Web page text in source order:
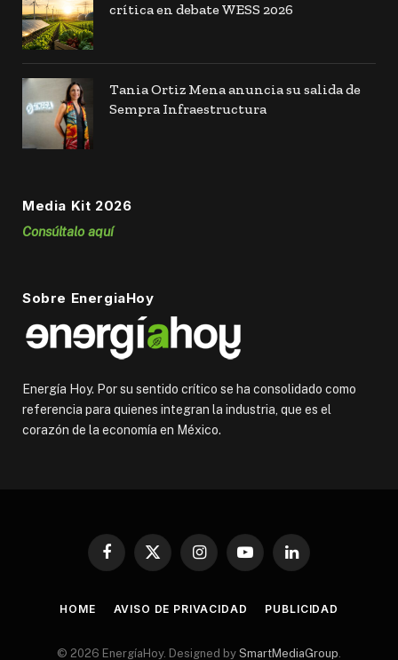
crítica en debate WESS 2026
Tania Ortiz Mena anuncia su salida de
Sempra Infraestructura
Media Kit 2026
Consúltalo aquí
Sobre EnergiaHoy
Energía Hoy. Por su sentido crítico se ha consolidado como
referencia para quienes integran la industria, que es el
corazón de la economía en México.
Facebook
X
InstagramYouTubeLinkedIn
HOME AVISO DE PRIVACIDAD PUBLICIDAD
© 2026 EnergíaHoy. Designed by SmartMediaGroup.